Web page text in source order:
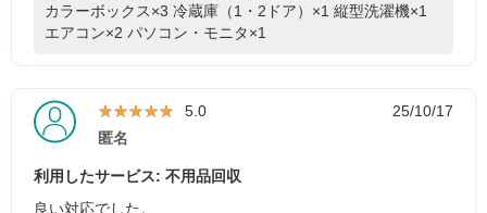
カラーボックス×3 冷蔵庫（1・2ドア）×1 縦型洗濯機×1
エアコン×2 パソコン・モニタ×1
★★★★★
★★★★★ 5.0
25/10/17
匿名
利用したサービス: 不用品回収
良い対応でした。